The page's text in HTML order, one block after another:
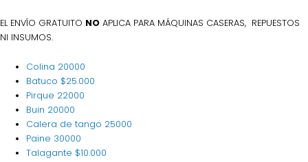
EL ENVÍO GRATUITO NO APLICA PARA MÁQUINAS CASERAS, REPUESTOS
NI INSUMOS.
Colina 20000
Batuco $25.000
Pirque 22000
Buin 20000
Calera de tango 25000
Paine 30000
Talagante $10.000